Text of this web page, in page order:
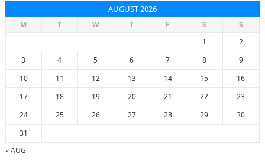
AUGUST 2026
M T W T F S
S
1
2
3
4 5 6 7 8
9
10
11 12 13 14 15
16
17
18 19 20 21 22
23
24
25 26 27 28 29
30
31
« AUG